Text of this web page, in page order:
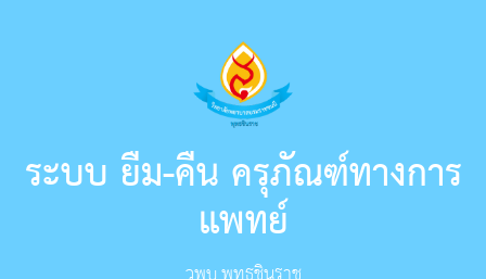
ระบบ ยืม-คืน ครุภัณฑ์ทางการ
แพทย์